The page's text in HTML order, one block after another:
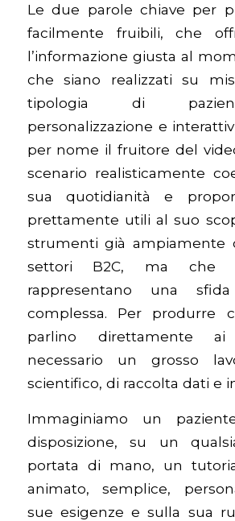
Le due parole chiave per
facilmente fruibili, che
l’informazione giusta al
che siano realizzati su
tipologia di
personalizzazione e
per nome il fruitore del
scenario realisticamente
sua quotidianità e
prettamente utili al suo
strumenti già ampiamente
settori B2C, ma che
rappresentano una
complessa. Per produrre
parlino direttamente
necessario un grosso
scientifico, di raccolta dati e
Immaginiamo un
disposizione, su un
portata di mano, un
animato, semplice,
sue esigenze e sulla sua